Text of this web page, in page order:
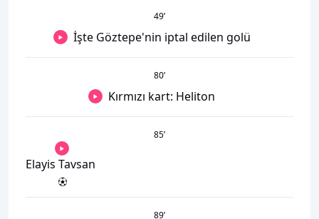
49’
İşte Göztepe'nin iptal edilen golü
80’
Kırmızı kart: Heliton
85’
Elayis Tavsan
89’